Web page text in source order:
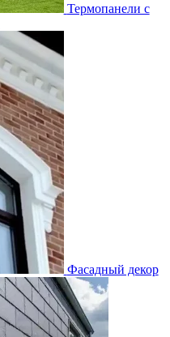
Термопанели с
Фасадный декор